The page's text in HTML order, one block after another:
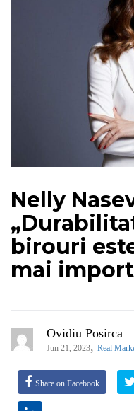
Nelly
birouri
mai
Ovidiu Posirca
Jun 21, 2023, Real
Share on Facebook